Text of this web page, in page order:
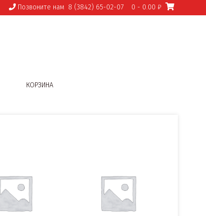
Позвоните нам 8 (3842) 65-02-07 0 - 0.00 ₽
КОРЗИНА